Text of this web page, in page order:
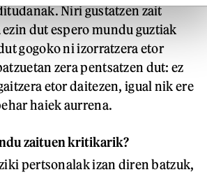
Niri gustatzen zait
dut espero mundu guztiak
gogoko ni izorratzera etor
zera pentsatzen dut: ez
etor daitezen, igual nik ere
haiek aurrena.
zaituen kritikarik?
pertsonalak izan diren batzuk,